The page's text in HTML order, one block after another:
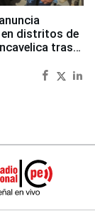
en distritos de
tras